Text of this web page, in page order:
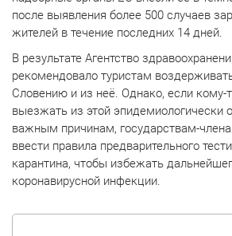
после выявления более 500 случаев
жителей в течение последних 14 дней.
В результате Агентство
рекомендовало туристам
Словению и из неё. Однако, если кому-
выезжать из этой эпидемиологически
важным причинам, государствам-
ввести правила предварительного
карантина, чтобы избежать
коронавирусной инфекции.